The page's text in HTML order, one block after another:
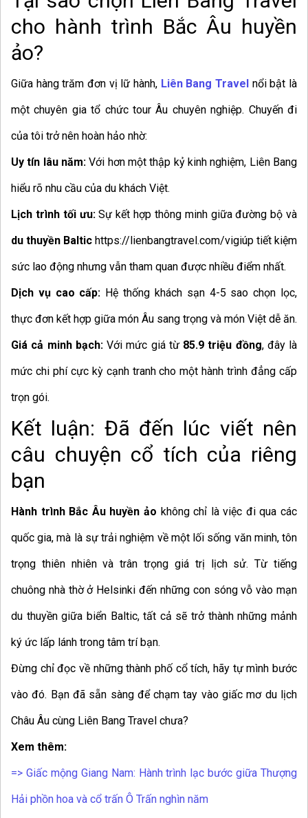
cho hành trình Bắc Âu huyền
ảo?
Giữa hàng trăm đơn vị lữ hành, Liên Bang Travel nổi bật là
một chuyên gia tổ chức tour Âu chuyên nghiệp. Chuyến đi
của tôi trở nên hoàn hảo nhờ:
Uy tín lâu năm: Với hơn một thập kỷ kinh nghiệm, Liên Bang
hiểu rõ nhu cầu của du khách Việt.
Lịch trình tối ưu:Sự kết hợp thông minh giữa đường bộ và
du thuyền Baltic https://lienbangtravel.com/vigiúp tiết kiệm
sức lao động nhưng vẫn tham quan được nhiều điểm nhất.
Dịch vụ cao cấp: Hệ thống khách sạn 4-5 sao chọn lọc,
thực đơn kết hợp giữa món Âu sang trọng và món Việt dễ ăn.
Giá cả minh bạch:Với mức giá từ 85.9 triệu đồng, đây là
mức chi phí cực kỳ cạnh tranh cho một hành trình đẳng cấp
trọn gói.
Kết luận: Đã đến lúc viết nên
câu chuyện cổ tích của riêng
bạn
Hành trình Bắc Âu huyền ảo không chỉ là việc đi qua các
quốc gia, mà là sự trải nghiệm về một lối sống văn minh, tôn
trọng thiên nhiên và trân trọng giá trị lịch sử. Từ tiếng
chuông nhà thờ ở Helsinki đến những con sóng vỗ vào mạn
du thuyền giữa biển Baltic, tất cả sẽ trở thành những mảnh
ký ức lấp lánh trong tâm trí bạn.
Đừng chỉ đọc về những thành phố cổ tích, hãy tự mình bước
vào đó. Bạn đã sẵn sàng để chạm tay vào giấc mơ du lịch
Châu Âu cùng Liên Bang Travel chưa?
Xem thêm:
=> Giấc mộng Giang Nam: Hành trình lạc bước giữa Thượng
Hải phồn hoa và cổ trấn Ô Trấn nghìn năm